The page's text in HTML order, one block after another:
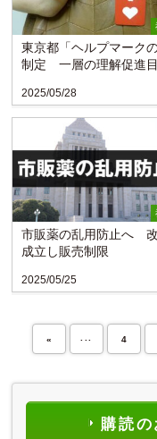
東京都「ヘルプマークの
制定 一層の理解促進
2025/05/28
市販薬の乱用防止へ
成立し販売制限
2025/05/25
« 4
購読の